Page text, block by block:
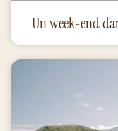
Un week-end